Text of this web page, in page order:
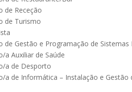
de Receção
de Turismo
de Gestão e Programação de
a Auxiliar de Saúde
a de Desporto
a de Informática – Instalação e Gestão